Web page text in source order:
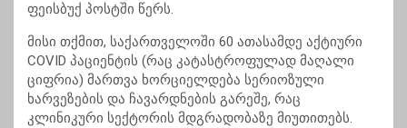
ფეისბუქ პოსტში წერს.
მისი თქმით, საქართველოში 60 ათასამდე აქტიური
COVID პაციენტის (რაც კატასტროფულად მაღალი
ციფრია) მართვა ხორციელდება სერიოზული
ხარვეზების და ჩავარდნების გარეშე, რაც
კლინიკური სექტორის მდგრადობაზე მიუთითებს.